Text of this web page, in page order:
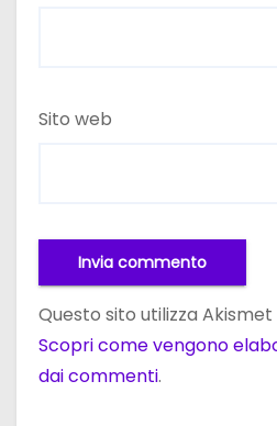
Sito web
Questo sito utilizza
Scopri come vengono
dai commenti.